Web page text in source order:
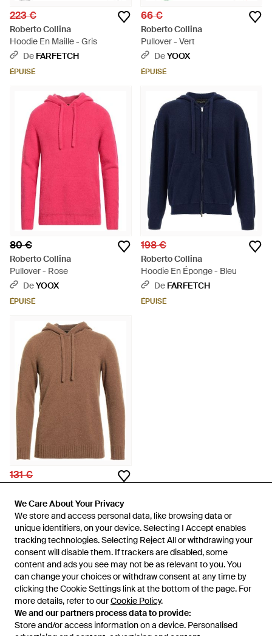
We Care About Your Privacy
We store and access personal data, like browsing data or
unique identifiers, on your device. Selecting I Accept enables
tracking technologies. Selecting Reject All or withdrawing your
consent will disable them. If trackers are disabled, some
content and ads you see may not be as relevant to you. You
can change your choices or withdraw consent at any time by
clicking the Cookie Settings link at the bottom of the page. For
more details, refer to ourCookie Policy.
We and our partners process data to provide:
Store and/or access information on a device. Personalised
We Care About Your Privacy
We store and access personal data, like browsing data or
unique identifiers, on your device. Selecting I Accept enables
tracking technologies. Selecting Reject All or withdrawing your
consent will disable them. If trackers are disabled, some
content and ads you see may not be as relevant to you. You
can change your choices or withdraw consent at any time by
clicking the Cookie Settings link at the bottom of the page. For
more details, refer to ourCookie Policy.
We and our partners process data to provide:
Store and/or access information on a device. Personalised
223 €
Roberto Collina
Hoodie En Maille - Gris
De FARFETCH
ÉPUISÉ
66 €
Roberto Collina
Pullover - Vert
DeYOOX
ÉPUISÉ
80 €
Roberto Collina
Pullover - Rose
DeYOOX
ÉPUISÉ
198 €
Roberto Collina
Hoodie En Éponge - Bleu
De FARFETCH
ÉPUISÉ
131 €
Pullover - Marron
De YOOX
ÉPUISÉ
49 sur 49 affichés